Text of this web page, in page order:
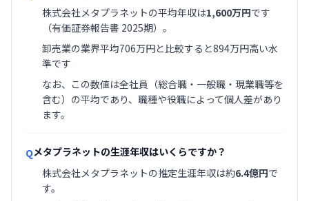
株式会社メタプラネットの平均年収は1,600万円です
（有価証券報告書 2025期）。
卸売業の業界平均706万円と比較すると894万円高い水
準です
なお、この数値は全社員（総合職・一般職・現業職等を
含む）の平均であり、職種や役職によって個人差があり
ます。
Qメタプラネットの生涯年収はいくらですか？
株式会社メタプラネットの推定生涯年収は約6.4億円で
す。